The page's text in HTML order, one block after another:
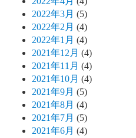
2022年3月 (5)
2022年2月 (4)
2022年1月 (4)
2021年12月 (4)
2021年11月 (4)
2021年10月 (4)
2021年9月 (5)
2021年8月 (4)
2021年7月 (5)
2021年6月 (4)